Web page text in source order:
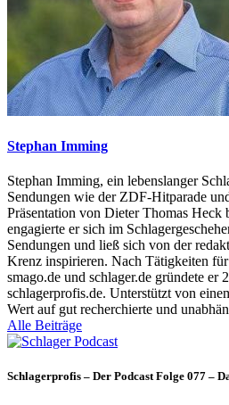
Stephan Imming
Stephan Imming, ein lebenslanger
Sendungen wie der ZDF-Hitparade
Präsentation von Dieter Thomas Heck
engagierte er sich im
Sendungen und ließ sich von der
Krenz inspirieren. Nach Tätigkeiten
smago.de und schlager.de gründete er
schlagerprofis.de. Unterstützt von
Wert auf gut recherchierte und
Alle Beiträge
Schlagerprofis – Der Podcast Folge 077 –